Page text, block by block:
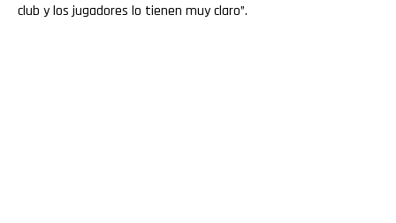
club y los jugadores lo tienen muy claro”.